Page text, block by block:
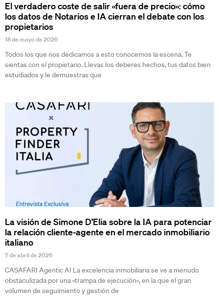
El verdadero coste de salir «fuera de precio»: cómo
los datos de Notarios e IA cierran el debate con los
propietarios
18 de mayo de 2026
Todos los que nos dedicamos a esto conocemos la escena. Te
sientas con el propietario. Llevas los deberes hechos, tus datos bien
estudiados y le demuestras que
La visión de Simone D’Elia sobre la IA para potenciar
la relación cliente-agente en el mercado inmobiliario
italiano
7 de abril de 2026
CASAFARI Agentic AI La excelencia inmobiliaria se ve a menudo
obstaculizada por una «trampa de ejecución», en la que el gran
volumen de seguimiento y gestión de